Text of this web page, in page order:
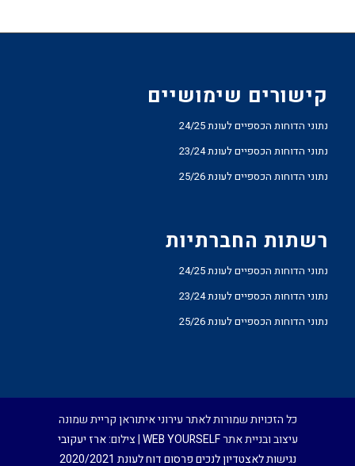
קישורים שימושיים
נתוני הדוחות הכספיים לעונת 24/25
נתוני הדוחות הכספיים לעונת 23/24
נתוני הדוחות הכספיים לעונת 25/26
רשתות החברתיות
נתוני הדוחות הכספיים לעונת 24/25
נתוני הדוחות הכספיים לעונת 23/24
נתוני הדוחות הכספיים לעונת 25/26
כל הזכויות שמורות לאתר עירוני איתוראן קריית שמונה
עיצוב ובניית אתרWEB YOURSELF| צילום:ארז יעקובי
נגישות לאצטדיון לנכיםפרסום דוח לעונת 2020/2021